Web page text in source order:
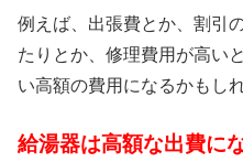
例えば、出張費とか、割引
たりとか、修理費用が高い
い高額の費用になるかもし
給湯器は高額な出費に